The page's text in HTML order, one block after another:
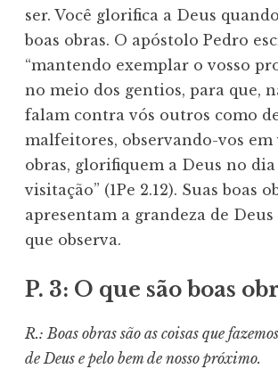
ser. Você glorifica a Deus
boas obras. O apóstolo Pedro
“mantendo exemplar o vosso
no meio dos gentios, para que,
falam contra vós outros como
malfeitores, observando-vos em
obras, glorifiquem a Deus no dia
visitação” (1Pe 2.12). Suas boas
apresentam a grandeza de
que observa.
P. 3: O que são boas
R.: Boas obras são as coisas que
de Deus e pelo bem de nosso próximo.